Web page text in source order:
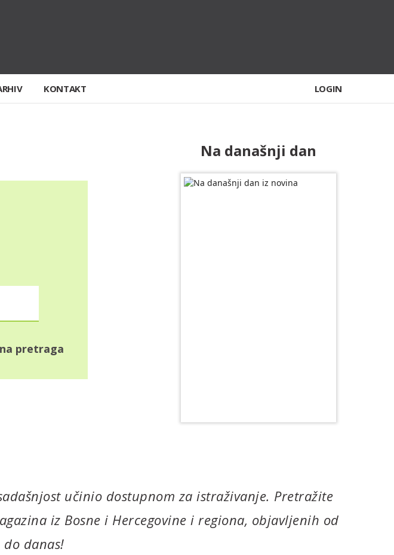
KONTAKT LOGIN
pretraga
Na današnji dan
Slide 1 of 10
učinio dostupnom za istraživanje. Pretražite
iz Bosne i Hercegovine i regiona, objavljenih od
do danas!